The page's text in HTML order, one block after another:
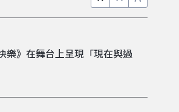
樂》在舞台上呈現「現在與過